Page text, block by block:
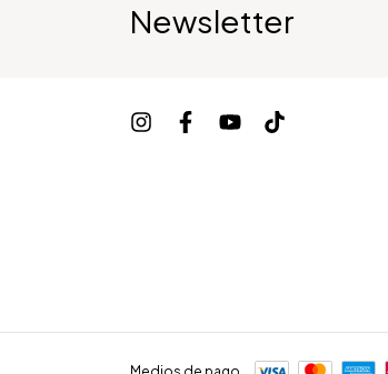
Newsletter